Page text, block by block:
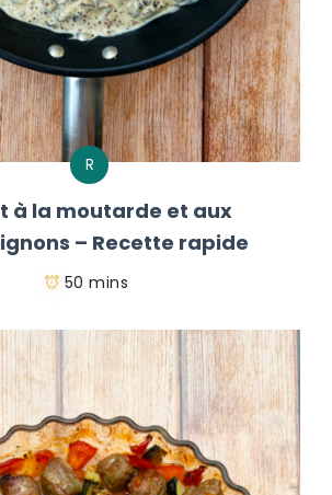
R
à la moutarde et aux
– Recette rapide
50 mins